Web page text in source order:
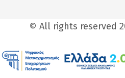
© All rights reserved